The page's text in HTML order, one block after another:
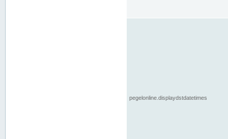
pegelonline.displaydstdatetimes